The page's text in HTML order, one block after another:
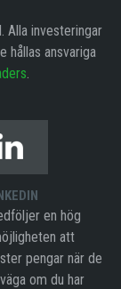
Alla investeringar
hållas ansvariga
.
en hög
att
pengar när de
om du har